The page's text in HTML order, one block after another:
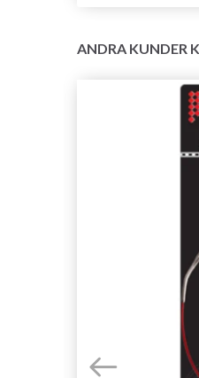
ANDRA KUNDER